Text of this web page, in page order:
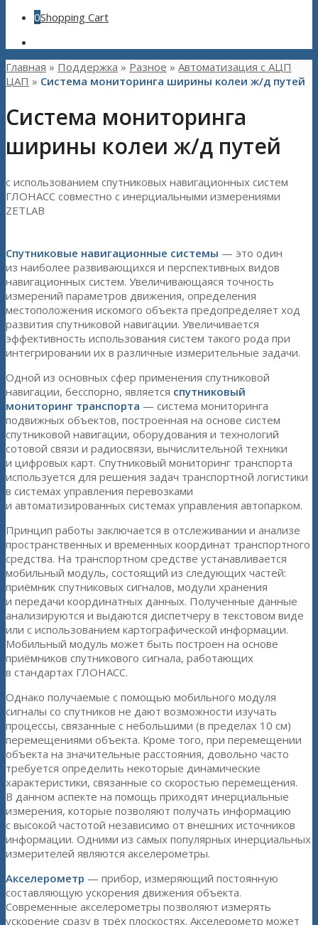
0Shopping Cart
Главная » Поддержка » Разное » Автоматизация с АЦП
ЦАП » Система мониторинга ширины колеи ж/д путей
Система мониторинга
ширины колеи ж/д путей
с использованием спутниковых навигационных систем
ГЛОНАСС совместно с инерциальными измерениями
ZETLAB
Спутниковые навигационные системы — это один
из наиболее развивающихся и перспективных видов
навигационных систем. Увеличивающаяся точность
измерений параметров движения, определения
местоположения искомого объекта предопределяет ход
развития спутниковой навигации. Увеличивается
эффективность использования систем такого рода при
интегрировании их в различные измерительные задачи.
Одной из основных сфер применения спутниковой
навигации, бесспорно, является спутниковый
мониторинг транспорта — система мониторинга
подвижных объектов, построенная на основе систем
спутниковой навигации, оборудования и технологий
сотовой связи и радиосвязи, вычислительной техники
и цифровых карт. Спутниковый мониторинг транспорта
используется для решения задач транспортной логистики
в системах управления перевозками
и автоматизированных системах управления автопарком.
Принцип работы заключается в отслеживании и анализе
пространственных и временных координат транспортного
средства. На транспортном средстве устанавливается
мобильный модуль, состоящий из следующих частей:
приёмник спутниковых сигналов, модули хранения
и передачи координатных данных. Полученные данные
анализируются и выдаются диспетчеру в текстовом виде
или с использованием картографической информации.
Мобильный модуль может быть построен на основе
приёмников спутникового сигнала, работающих
в стандартах ГЛОНАСС.
Однако получаемые с помощью мобильного модуля
сигналы со спутников не дают возможности изучать
процессы, связанные с небольшими (в пределах 10 см)
перемещениями объекта. Кроме того, при перемещении
объекта на значительные расстояния, довольно часто
требуется определить некоторые динамические
характеристики, связанные со скоростью перемещения.
В данном аспекте на помощь приходят инерциальные
измерения, которые позволяют получать информацию
с высокой частотой независимо от внешних источников
информации. Одними из самых популярных инерциальных
измерителей являются акселерометры.
Акселерометр — прибор, измеряющий постоянную
составляющую ускорения движения объекта.
Современные акселерометры позволяют измерять
ускорение сразу в трёх плоскостях. Акселерометр может